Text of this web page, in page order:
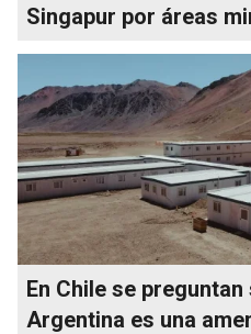
Singapur por áreas
En Chile se
Argentina es una